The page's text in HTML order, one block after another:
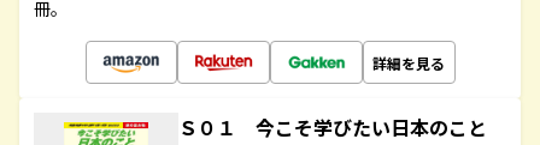
冊。
詳細を見る
Ｓ０１ 今こそ学びたい日本のこと